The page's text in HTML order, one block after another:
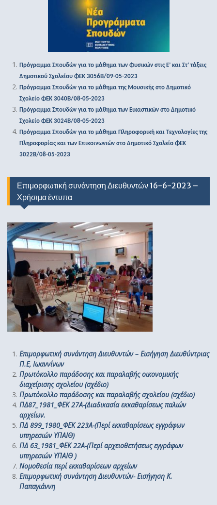
Πρόγραμμα Σπουδών για το μάθημα των Φυσικών στις Ε’ και Στ’ τάξεις
Δημοτικού Σχολείου ΦΕΚ 3056Β/09-05-2023
Πρόγραμμα Σπουδών για το μάθημα της Μουσικής στο Δημοτικό
Σχολείο ΦΕΚ 3040Β/08-05-2023
Πρόγραμμα Σπουδών για το μάθημα των Εικαστικών στο Δημοτικό
Σχολείο ΦΕΚ 3024Β/08-05-2023
Πρόγραμμα Σπουδών για το μάθημα Πληροφορική και Τεχνολογίες της
Πληροφορίας και των Επικοινωνιών στο Δημοτικό Σχολείο ΦΕΚ
3022Β/08-05-2023
Επιμορφωτική συνάντηση Διευθυντών 16-6-2023 –
Χρήσιμα έντυπα
Επιμορφωτική συνάντηση Διευθυντών – Εισήγηση Διευθύντριας
Π.Ε, Ιωαννίνων
Πρωτόκολλο παράδοσης και παραλαβής οικονομικής
διαχείρισης σχολείου (σχέδιο)
Πρωτόκολλο παράδοσης και παραλαβής σχολείου (σχέδιο)
ΠΔ87_1981_ΦΕΚ 27Α-(Διαδικασία εκκαθαρίσεως παλιών
αρχείων.
ΠΔ 899_1980_ΦΕΚ 223Α-(Περί εκκαθαρίσεως εγγράφων
υπηρεσιών ΥΠΑΙΘ)
ΠΔ 63_1981_ΦΕΚ 22Α-(Περί αρχειοθετήσεως εγγράφων
υπηρεσιών ΥΠΑΙΘ )
Νομοθεσία περί εκκαθαρίσεων αρχείων
Επιμορφωτική συνάντηση Διευθυντών- Εισήγηση Κ.
Παπαγιάννη